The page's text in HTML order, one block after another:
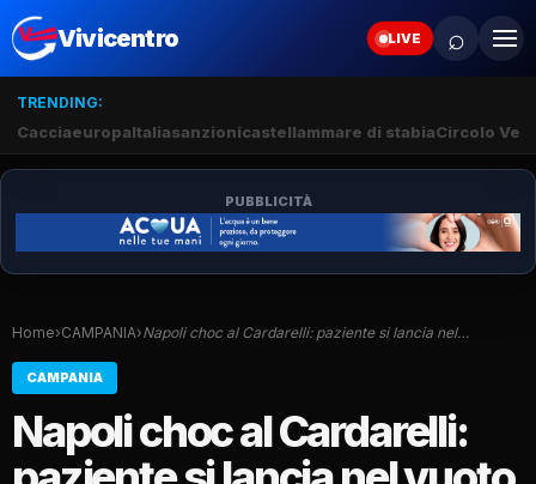
Vivicentro LIVE ⌕
TRENDING:
CacciaeuropaItaliasanzionicastellammare di stabiaCircolo
PUBBLICITÀ
Home›CAMPANIA›Napoli choc al Cardarelli: paziente si lancia nel…
CAMPANIA
Napoli choc al Cardarelli: